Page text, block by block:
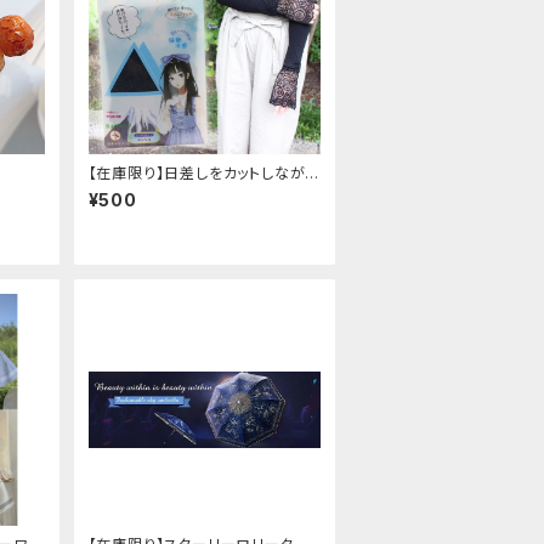
【在庫限り】日差しをカットしながら
手元もオシャレに♪ UVアームカ
バー ブラック レース付き
¥500